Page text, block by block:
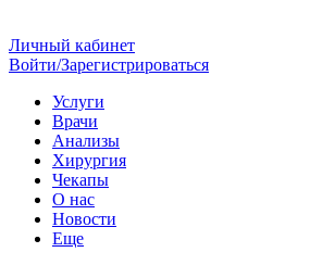
Личный кабинет
Войти/Зарегистрироваться
Услуги
Врачи
Анализы
Хирургия
Чекапы
О нас
Новости
Еще